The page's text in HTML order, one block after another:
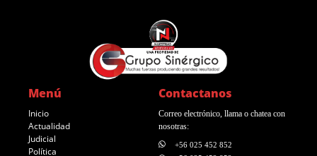
Menú
Inicio
Actualidad
Judicial
Política
Contactanos
Correo electrónico, llama o chatea con
nosotras:
+56 025 452 852